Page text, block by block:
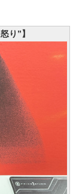
り”】